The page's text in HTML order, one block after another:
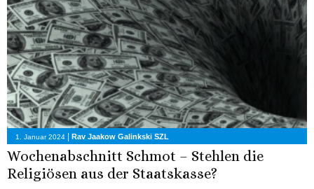
1. Januar 2024 | Rav Jaakow Galinkski SZL
Wochenabschnitt Schmot – Stehlen die
Religiösen aus der Staatskasse?